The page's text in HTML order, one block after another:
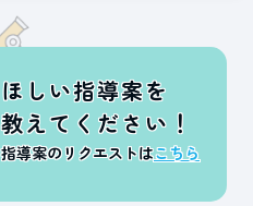
ほしい指導案を
教えてください！
指導案のリクエストはこちら